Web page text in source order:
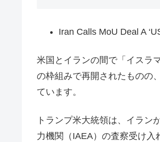
Iran Calls MoU Deal A
米国とイランの間で「イスラ
の枠組みで再開されたものの
ています。
トランプ米大統領は、イラン
力機関（IAEA）の査察受け入